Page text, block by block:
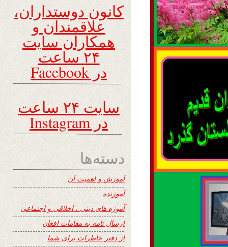
کانون دوستداران،
علاقمندان و
همکاران سایت
۲۴ ساعت
در Facebook
سایت ۲۴ ساعت
در Instagram
دسته‌ها
آموزش و اهمیت آن
آموزنده
آموزه های دینی ، اخلاقی و اجتماعی
ارسال نامه به مقامات افغان
از دفتر خاطرات برای شما